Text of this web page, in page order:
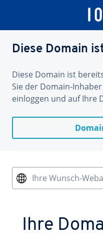
Diese Domain
Diese Domain ist
Sie der Domain-
einloggen und auf Ihre
Ihre Wunsch-
Ihre